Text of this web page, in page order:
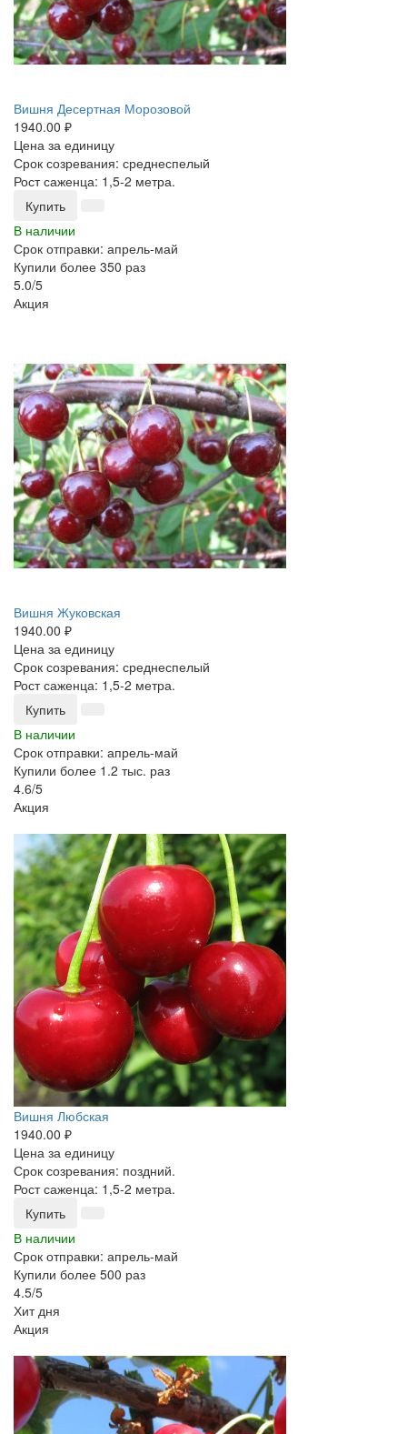
Вишня Десертная Морозовой
1940.00 ₽
Цена за единицу
Срок созревания: среднеспелый
Рост саженца: 1,5-2 метра.
Купить
В наличии
Срок отправки: апрель-май
Купили более 350 раз
5.0/5
Акция
Вишня Жуковская
1940.00 ₽
Цена за единицу
Срок созревания: среднеспелый
Рост саженца: 1,5-2 метра.
Купить
В наличии
Срок отправки: апрель-май
Купили более 1.2 тыс. раз
4.6/5
Акция
Вишня Любская
1940.00 ₽
Цена за единицу
Срок созревания: поздний.
Рост саженца: 1,5-2 метра.
Купить
В наличии
Срок отправки: апрель-май
Купили более 500 раз
4.5/5
Хит дня
Акция